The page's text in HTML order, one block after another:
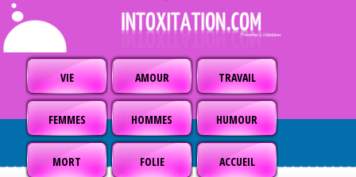
VIE AMOUR TRAVAIL
FEMMES HOMMES HUMOUR
MORT FOLIE ACCUEIL